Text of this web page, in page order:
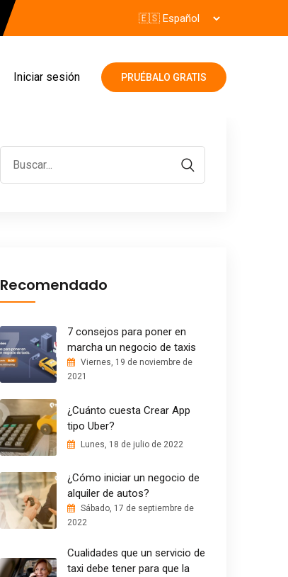
Iniciar sesión PRUÉBALO GRATIS
Recomendado
7 consejos para poner en
marcha un negocio de taxis
Viernes, 19 de noviembre de
2021
¿Cuánto cuesta Crear App
tipo Uber?
Lunes, 18 de julio de 2022
¿Cómo iniciar un negocio de
alquiler de autos?
Sábado, 17 de septiembre de
2022
Cualidades que un servicio de
taxi debe tener para que la